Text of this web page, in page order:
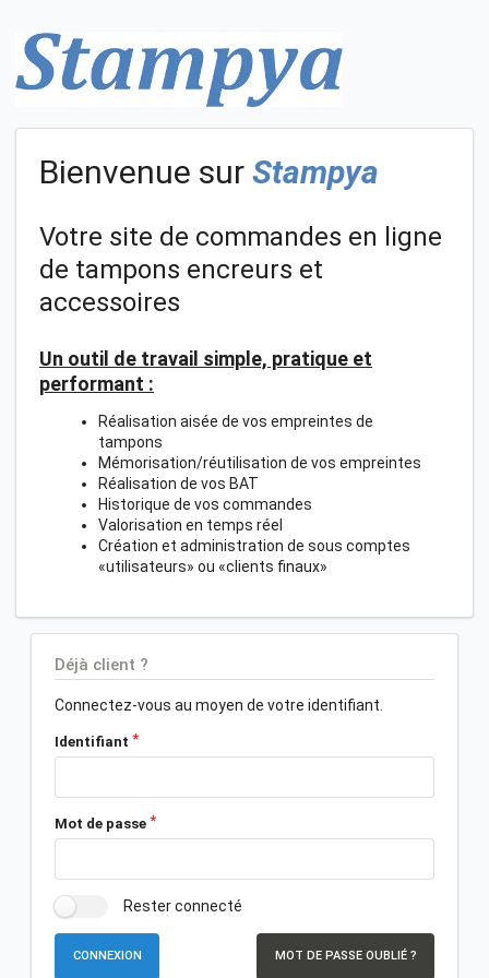
Bienvenue sur Stampya
Votre site de commandes en ligne
de tampons encreurs et
accessoires
Un outil de travail simple, pratique et
performant :
Réalisation aisée de vos empreintes de
tampons
Mémorisation/réutilisation de vos empreintes
Réalisation de vos BAT
Historique de vos commandes
Valorisation en temps réel
Création et administration de sous comptes
«utilisateurs» ou «clients finaux»
Déjà client ?
Connectez-vous au moyen de votre identifiant.
Identifiant
Mot de passe
Rester connecté
CONNEXION MOT DE PASSE OUBLIÉ ?